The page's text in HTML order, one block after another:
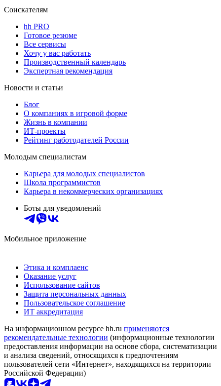
Соискателям
hh PRO
Готовое резюме
Все сервисы
Хочу у вас работать
Производственный календарь
Экспертная рекомендация
Новости и статьи
Блог
О компаниях в игровой форме
Жизнь в компании
ИТ-проекты
Рейтинг работодателей России
Молодым специалистам
Карьера для молодых специалистов
Школа программистов
Карьера в некоммерческих организациях
Боты для уведомлений
Мобильное приложение
Этика и комплаенс
Оказание услуг
Использование сайтов
Защита персональных данных
Пользовательское соглашение
ИТ аккредитация
На информационном ресурсе hh.ru применяются
рекомендательные технологии (информационные технологии
предоставления информации на основе сбора, систематизации
и анализа сведений, относящихся к предпочтениям
пользователей сети «Интернет», находящихся на территории
Российской Федерации)